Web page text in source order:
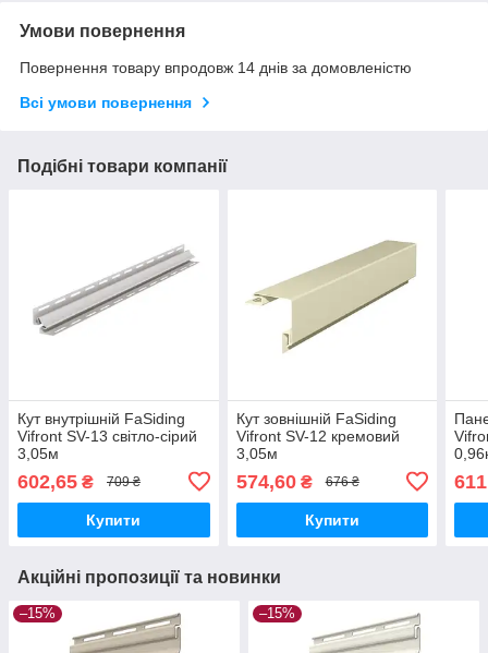
Умови повернення
Повернення товару впродовж 14 днів за домовленістю
Всі умови повернення
Подібні товари компанії
Кут внутрішній FaSiding
Vifront SV-13 світло-сірий
3,05м
602,65 ₴ 709 ₴
Купити
Кут зовнішній FaSiding
Vifront SV-12 кремовий
3,05м
574,60₴ 676 ₴
Купити
Акційні пропозиції та новинки
–15% –15%